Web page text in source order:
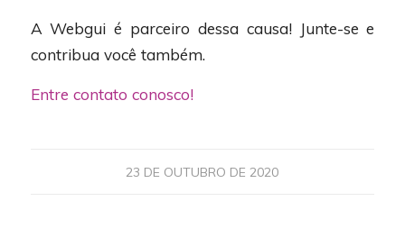
A Webgui é parceiro dessa causa! Junte-se e
contribua você também.
Entre contato conosco!
23 DE OUTUBRO DE 2020